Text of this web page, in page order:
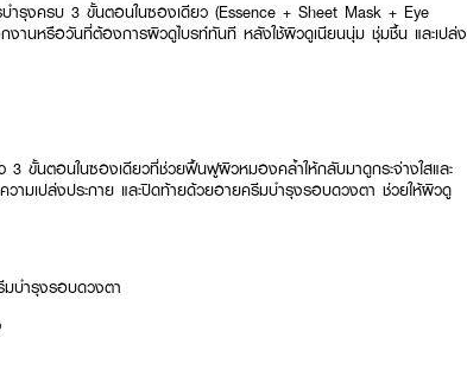
ำรุงครบ 3 ขั้นตอนในซองเดียว (Essence + Sheet Mask + Eye
านหรือวันที่ต้องการผิวดูไบรท์ทันที หลังใช้ผิวดูเนียนนุ่ม ชุ่มชื้น และเปล่ง
3 ขั้นตอนในซองเดียวที่ช่วยฟื้นฟูผิวหมองคล้ำให้กลับมาดูกระจ่างใสและ
ามเปล่งประกาย และปิดท้ายด้วยอายครีมบำรุงรอบดวงตา ช่วยให้ผิวดู
มบำรุงรอบดวงตา